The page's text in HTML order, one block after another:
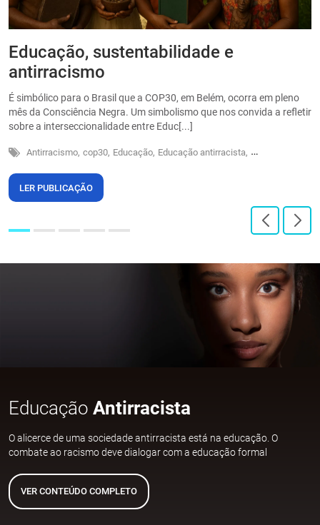
Educação, sustentabilidade e
antirracismo
É simbólico para o Brasil que a COP30, em Belém, ocorra em pleno
mês da Consciência Negra. Um simbolismo que nos convida a refletir
sobre a interseccionalidade entre Educ[...]
Antirracismo, cop30, Educação, Educação antirracista, Sustentabilidade
LER PUBLICAÇÃO
Educação Antirracista
O alicerce de uma sociedade antirracista está na educação. O
combate ao racismo deve dialogar com a educação formal
VER CONTEÚDO COMPLETO